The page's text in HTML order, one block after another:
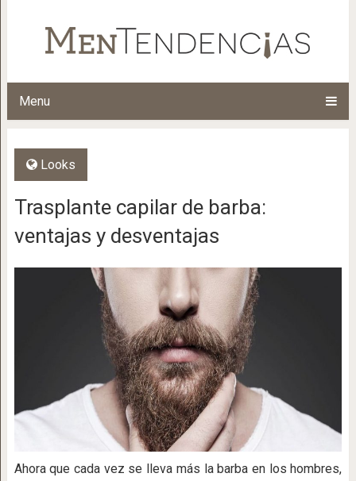
Menu
Looks
Trasplante capilar de barba:
ventajas y desventajas
Ahora que cada vez se lleva más la barba en los hombres,